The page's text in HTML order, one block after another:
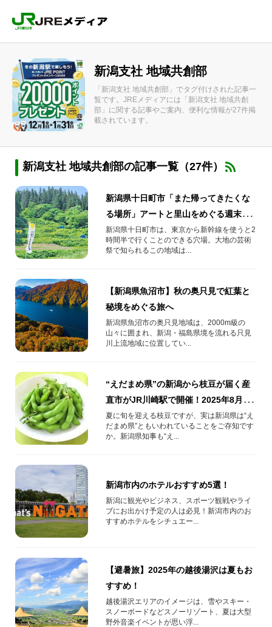
新潟支社 地域共創部
「新潟支社 地域共創部」でタグ付けされた記事一
覧です。JREメディアには「新潟支社 地域共創
部」に関する記事やご案内、便利な情報が27件掲
載されています。
新潟支社 地域共創部の記事一覧（27件）
新潟県十日町市「また帰ってきたくな
る場所」アートと里山をめぐる週末
旅。
新潟県十日町市は、東京から新幹線を使うと2
時間半で行くことのできる穴場。大地の芸術
祭で知られるこの地域は...
【新潟県魚沼市】秋の奥只見で紅葉と
秘境をめぐる旅へ
新潟県魚沼市の奥只見地域は、2000m級の
山々に囲まれ、新潟・福島県境を流れる只見
川上流地域に位置してい...
“えだまめ県”の新潟から枝豆が届く産
直市がJR川崎駅で開催！2025年8月25
日(月)～31日(日)
夏に旬を迎える枝豆ですが、実は新潟県は“え
だまめ県”ともいわれていることをご存知です
か。新潟県知事も“え...
新潟市内のホテルおすすめ5選！
新潟に観光やビジネス、スポーツ観戦やライ
ブにお出かけ予定の人は必見！新潟市内のお
すすめホテルをシチュエー...
【避暑旅】2025年の越後湯沢は夏もお
すすめ！
越後湯沢エリアのイメージは、雪やスキー・
スノーボードなどスノーリゾート、夏は大型
野外音楽イベントが思い浮...